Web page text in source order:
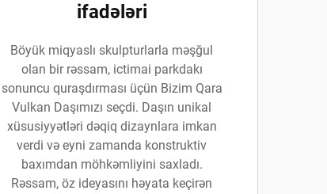
ifadələri
Böyük miqyaslı skulpturlarla məşğul
olan bir rəssam, ictimai parkdakı
sonuncu quraşdırması üçün Bizim Qara
Vulkan Daşımızı seçdi. Daşın unikal
xüsusiyyətləri dəqiq dizaynlara imkan
verdi və eyni zamanda konstruktiv
baxımdan möhkəmliyini saxladı.
Rəssam, öz ideyasını həyata keçirən